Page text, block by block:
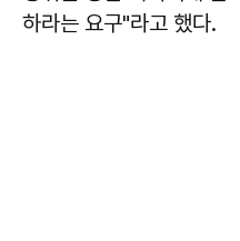
하라는 요구"라고 했다.